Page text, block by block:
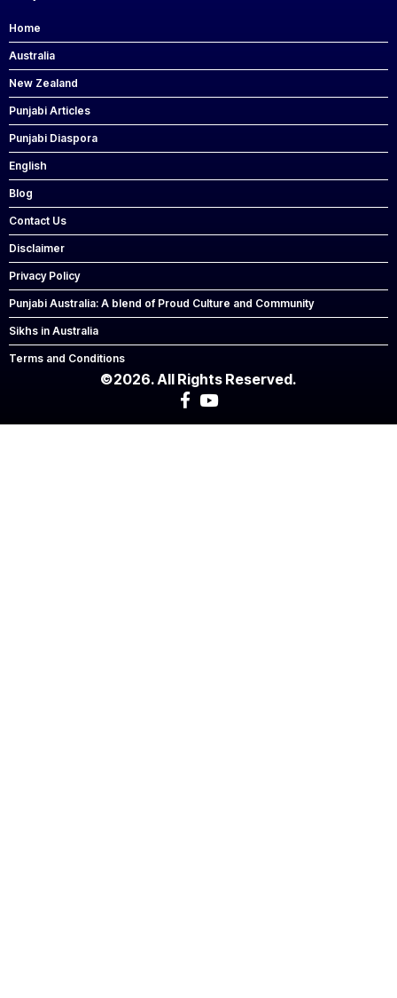
Home
Australia
New Zealand
Punjabi Articles
Punjabi Diaspora
English
Blog
Contact Us
Disclaimer
Privacy Policy
Punjabi Australia: A blend of Proud Culture and Community
Sikhs in Australia
Terms and Conditions
©2026. All Rights Reserved.